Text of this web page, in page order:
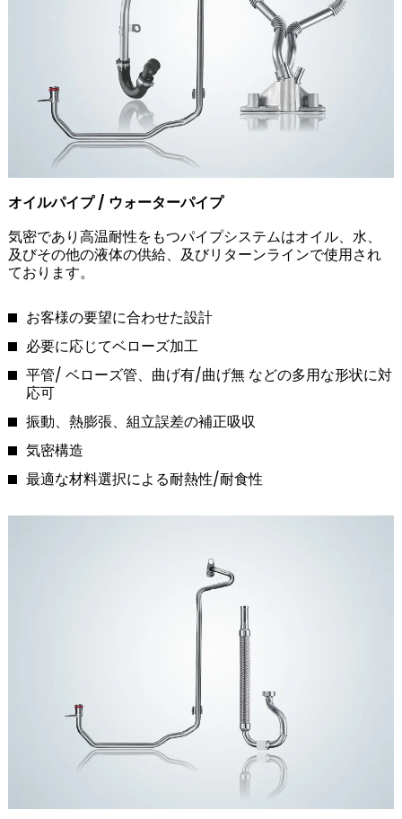
オイルパイプ / ウォーターパイプ
気密であり高温耐性をもつパイプシステムはオイル、水、
及びその他の液体の供給、及びリターンラインで使用され
ております。
お客様の要望に合わせた設計
必要に応じてベローズ加工
平管/ ベローズ管、曲げ有/曲げ無 などの多用な形状に対
応可
振動、熱膨張、組立誤差の補正吸収
気密構造
最適な材料選択による耐熱性/耐食性